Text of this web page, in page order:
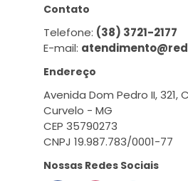
Contato
Telefone: (38) 3721-2177
E-mail:
Endereço
Avenida Dom Pedro II, 321,
Curvelo - MG
CEP 35790273
CNPJ 19.987.783/0001-77
Nossas Redes Sociais